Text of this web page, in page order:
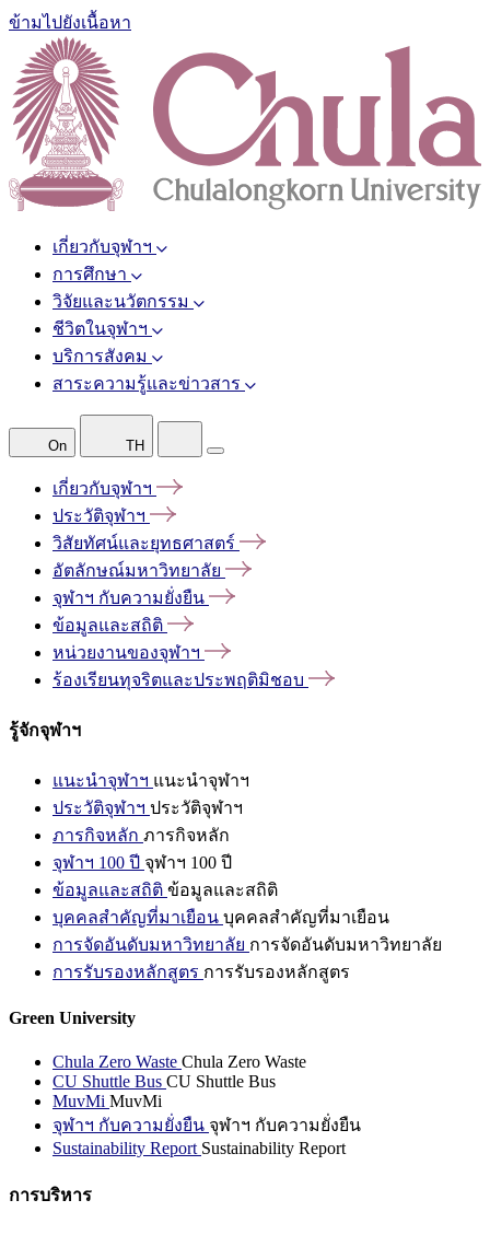
ข้ามไปยังเนื้อหา
เกี่ยวกับจุฬาฯ
การศึกษา
วิจัยและนวัตกรรม
ชีวิตในจุฬาฯ
บริการสังคม
สาระความรู้และข่าวสาร
On TH
เกี่ยวกับจุฬาฯ
ประวัติจุฬาฯ
วิสัยทัศน์และยุทธศาสตร์
อัตลักษณ์มหาวิทยาลัย
จุฬาฯ กับความยั่งยืน
ข้อมูลและสถิติ
หน่วยงานของจุฬาฯ
ร้องเรียนทุจริตและประพฤติมิชอบ
รู้จักจุฬาฯ
แนะนำจุฬาฯ แนะนำจุฬาฯ
ประวัติจุฬาฯ ประวัติจุฬาฯ
ภารกิจหลัก ภารกิจหลัก
จุฬาฯ 100 ปี จุฬาฯ 100 ปี
ข้อมูลและสถิติ ข้อมูลและสถิติ
บุคคลสำคัญที่มาเยือน บุคคลสำคัญที่มาเยือน
การจัดอันดับมหาวิทยาลัย การจัดอันดับมหาวิทยาลัย
การรับรองหลักสูตร การรับรองหลักสูตร
Green University
Chula Zero Waste Chula Zero Waste
CU Shuttle Bus CU Shuttle Bus
MuvMi MuvMi
จุฬาฯ กับความยั่งยืน จุฬาฯ กับความยั่งยืน
Sustainability Report Sustainability Report
การบริหาร